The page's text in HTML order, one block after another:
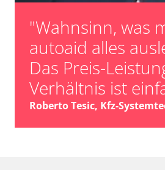
"Wahnsinn, was
autoaid alles
Das Preis-
Verhältnis ist
Roberto Tesic, Kfz-